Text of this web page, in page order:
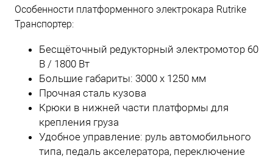
Особенности платформенного электрокара Rutrike
Транспортер:
Бесщёточный редукторный электромотор 60
В / 1800 Вт
Большие габариты: 3000 x 1250 мм
Прочная сталь кузова
Крюки в нижней части платформы для
крепления груза
Удобное управление: руль автомобильного
типа, педаль акселератора, переключение